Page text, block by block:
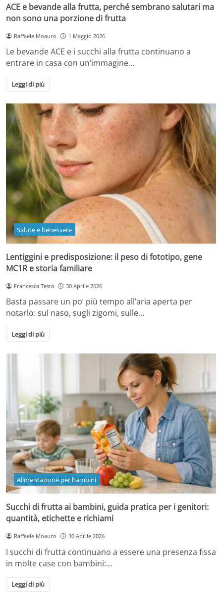
ACE e bevande alla frutta, perché sembrano salutari ma
non sono una porzione di frutta
Raffaele Moauro 1 Maggio 2026
Le bevande ACE e i succhi alla frutta continuano a
entrare in casa con un’immagine…
Leggi di più
Salute e benessere
Lentiggini e predisposizione: il peso di fototipo, gene
MC1R e storia familiare
Francesca Testa 30 Aprile 2026
Basta passare un po’ più tempo all’aria aperta per
notarlo: sul naso, sugli zigomi, sulle…
Leggi di più
Alimentazione per bambini
Succhi di frutta ai bambini, guida pratica per i genitori:
quantità, etichette e richiami
Raffaele Moauro 30 Aprile 2026
I succhi di frutta continuano a essere una presenza fissa
in molte case con bambini:…
Leggi di più